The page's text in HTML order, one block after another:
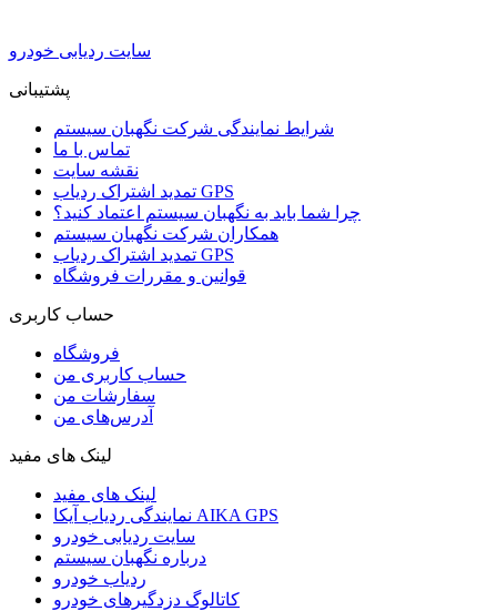
سایت ردیابی خودرو
پشتیبانی
شرایط نمایندگی شرکت نگهبان سیستم
تماس با ما
نقشه سایت
تمدید اشتراک ردیاب GPS
چرا شما باید به نگهبان سیستم اعتماد کنید؟
همکاران شرکت نگهبان سیستم
تمدید اشتراک ردیاب GPS
قوانین و مقررات فروشگاه
حساب کاربری
فروشگاه
حساب کاربری من
سفارشات من
آدرس‌های من
لینک های مفید
لینک های مفید
نمایندگی ردیاب آیکا AIKA GPS
سایت ردیابی خودرو
درباره نگهبان سیستم
ردیاب خودرو
کاتالوگ دزدگیرهای خودرو